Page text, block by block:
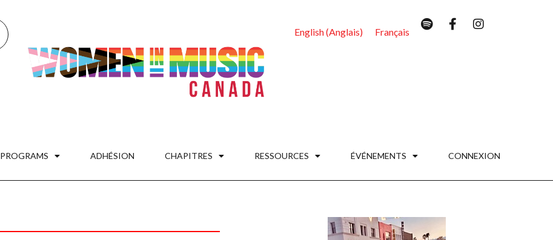
English(Anglais) Français
PROGRAMS ADHÉSION CHAPITRES RESSOURCES ÉVÉNEMENTS CONNEXION